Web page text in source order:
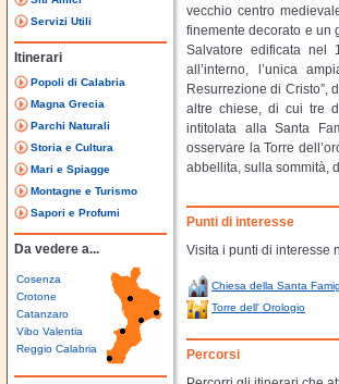
Servizi Utili
Itinerari
Popoli di Calabria
Magna Grecia
Parchi Naturali
Storia e Cultura
Mari e Spiagge
Montagne e Turismo
Sapori e Profumi
Da vedere a...
Cosenza
Crotone
Catanzaro
Vibo Valentia
Reggio Calabria
vecchio centro
finemente decorato e un
Salvatore edificata nel
all’interno, l’unica
Resurrezione di Cristo”,
altre chiese, di cui tre
intitolata alla Santa
osservare la Torre
abbellita, sulla sommità,
Punti di interesse
Visita i punti di interesse
Chiesa della Santa
Torre dell' Orologio
Percorsi